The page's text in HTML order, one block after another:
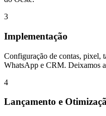
3
Implementação
Configuração de contas, pixel,
WhatsApp e CRM. Deixamos
4
Lançamento e